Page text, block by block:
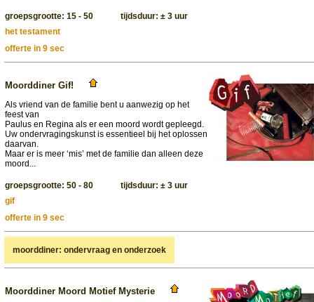
groepsgrootte: 15 - 50 tijdsduur: ± 3 uur
het testament
offerte in 9 sec
Moorddiner Gif!
Als vriend van de familie bent u aanwezig op het
feest van
Paulus en Regina als er een moord wordt gepleegd.
Uw ondervragingskunst is essentieel bij het oplossen
daarvan.
Maar er is meer ‘mis’ met de familie dan alleen deze
moord...
groepsgrootte: 50 - 80 tijdsduur: ± 3 uur
gif
offerte in 9 sec
moorddiner: ondervraag en onderzoek
Moorddiner Moord Motief Mysterie